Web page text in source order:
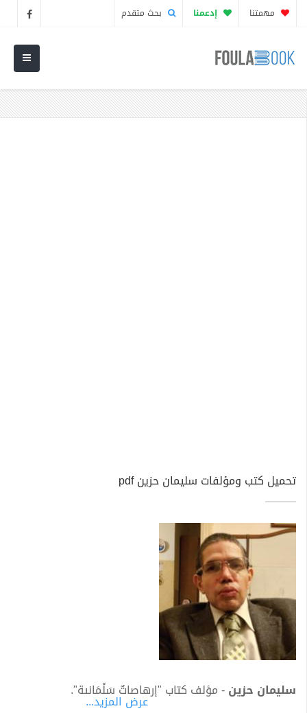
مهمتنا إدعمنا بحث متقدم
تحميل كتب ومؤلفات سليمان حزين pdf
سليمان حزين- مؤلف كتاب "إرهاصاتٌ سَلْمَانِية".
عرض المزيد...